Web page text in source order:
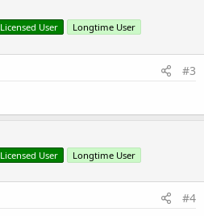
Licensed User Longtime User
#3
Licensed User Longtime User
#4